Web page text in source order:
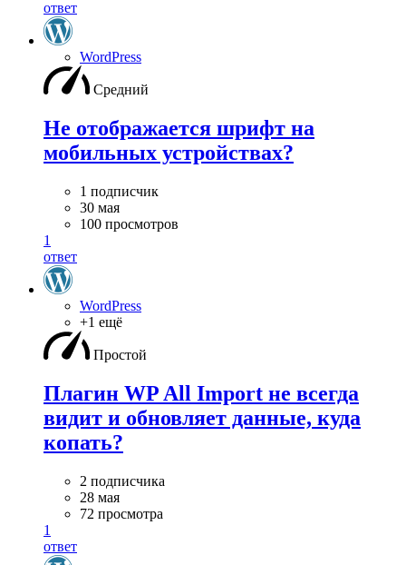
ответ
WordPress
Средний
Не отображается шрифт на
мобильных устройствах?
1 подписчик
30 мая
100 просмотров
1
ответ
WordPress
+1 ещё
Простой
Плагин WP All Import не всегда
видит и обновляет данные, куда
копать?
2 подписчика
28 мая
72 просмотра
1
ответ